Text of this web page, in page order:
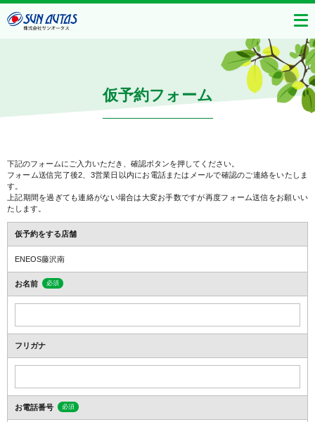
仮予約フォーム
下記のフォームにご入力いただき、確認ボタンを押してください。
フォーム送信完了後2、3営業日以内にお電話またはメールで確認のご連絡をいたしま
す。
上記期間を過ぎても連絡がない場合は大変お手数ですが再度フォーム送信をお願いい
たします。
仮予約をする店舗
ENEOS藤沢南
お名前 必須
フリガナ
お電話番号 必須